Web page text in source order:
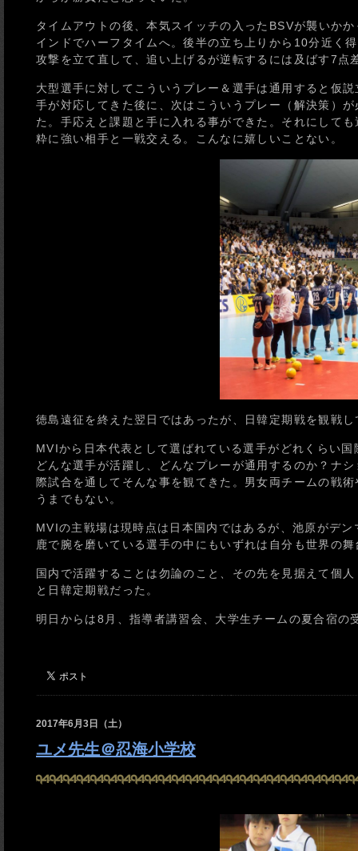
タイムアウトの後、本気スイッチの入ったBSVが襲いか
インドでハーフタイムへ。後半の立ち上りから10分近く
攻撃を立て直して、追い上げるが逆転するには及ばす7点
大型選手に対してこういうプレー＆選手は通用すると仮
手が対応してきた後に、次はこういうプレー（解決策）
た。手応えと課題と手に入れる事ができた。それにして
粋に強い相手と一戦交える。こんなに嬉しいことない。
徳島遠征を終えた翌日ではあったが、日韓定期戦を観戦し
MVIから日本代表として選ばれている選手がどれくらい
どんな選手が活躍し、どんなプレーが通用するのか？ナ
際試合を通してそんな事を観てきた。男女両チームの戦
うまでもない。
MVIの主戦場は現時点は日本国内ではあるが、池原がデ
鹿で腕を磨いている選手の中にもいずれは自分も世界の
国内で活躍することは勿論のこと、その先を見据えて個
と日韓定期戦だった。
明日からは8月、指導者講習会、大学生チームの夏合宿
2017年6月3日（土）
ユメ先生＠忍海小学校